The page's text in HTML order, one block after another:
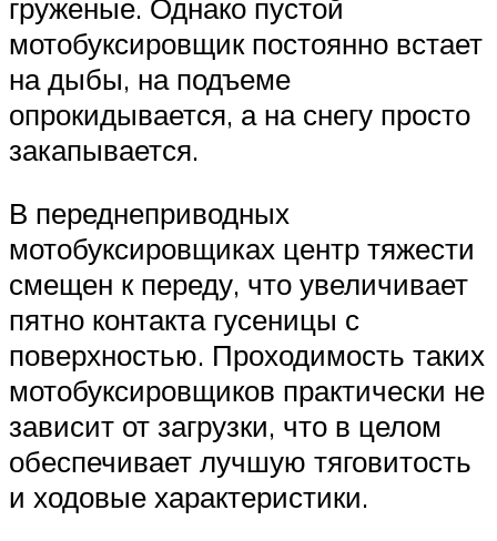
груженые. Однако пустой
мотобуксировщик постоянно встает
на дыбы, на подъеме
опрокидывается, а на снегу просто
закапывается.
В переднеприводных
мотобуксировщиках центр тяжести
смещен к переду, что увеличивает
пятно контакта гусеницы с
поверхностью. Проходимость таких
мотобуксировщиков практически не
зависит от загрузки, что в целом
обеспечивает лучшую тяговитость
и ходовые характеристики.